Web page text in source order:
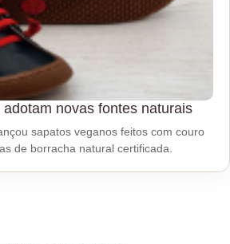
novas fontes naturais
sapatos veganos feitos com couro
de borracha natural certificada.